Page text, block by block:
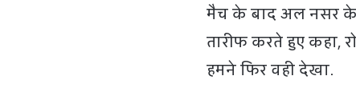
मैच के बाद अल नसर के
तारीफ करते हुए
हमने फिर वही देखा.